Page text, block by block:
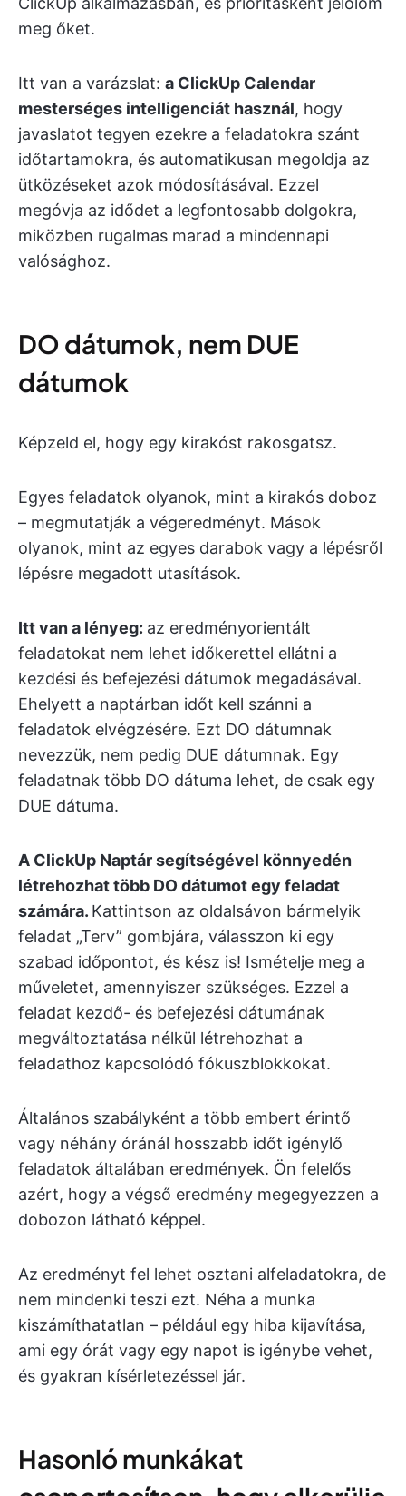
meg őket.
Itt van a varázslat: a ClickUp Calendar
mesterséges intelligenciát használ, hogy
javaslatot tegyen ezekre a feladatokra szánt
időtartamokra, és automatikusan megoldja az
ütközéseket azok módosításával. Ezzel
megóvja az idődet a legfontosabb dolgokra,
miközben rugalmas marad a mindennapi
valósághoz.
DO dátumok, nem DUE
dátumok
Képzeld el, hogy egy kirakóst rakosgatsz.
Egyes feladatok olyanok, mint a kirakós doboz
– megmutatják a végeredményt. Mások
olyanok, mint az egyes darabok vagy a lépésről
lépésre megadott utasítások.
Itt van a lényeg: az eredményorientált
feladatokat nem lehet időkerettel ellátni a
kezdési és befejezési dátumok megadásával.
Ehelyett a naptárban időt kell szánni a
feladatok elvégzésére. Ezt DO dátumnak
nevezzük, nem pedig DUE dátumnak. Egy
feladatnak több DO dátuma lehet, de csak egy
DUE dátuma.
A ClickUp Naptár segítségével könnyedén
létrehozhat több DO dátumot egy feladat
számára. Kattintson az oldalsávon bármelyik
feladat „Terv” gombjára, válasszon ki egy
szabad időpontot, és kész is! Ismételje meg a
műveletet, amennyiszer szükséges. Ezzel a
feladat kezdő- és befejezési dátumának
megváltoztatása nélkül létrehozhat a
feladathoz kapcsolódó fókuszblokkokat.
Általános szabályként a több embert érintő
vagy néhány óránál hosszabb időt igénylő
feladatok általában eredmények. Ön felelős
azért, hogy a végső eredmény megegyezzen a
dobozon látható képpel.
Az eredményt fel lehet osztani alfeladatokra, de
nem mindenki teszi ezt. Néha a munka
kiszámíthatatlan – például egy hiba kijavítása,
ami egy órát vagy egy napot is igénybe vehet,
és gyakran kísérletezéssel jár.
Hasonló munkákat